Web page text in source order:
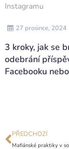
27 prosince, 2024
3 kroky, jak se
odebrání
Facebooku
PŘEDCHOZÍ
Mafiánské praktiky v